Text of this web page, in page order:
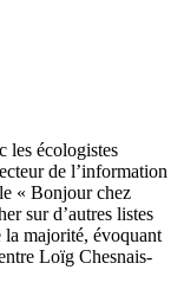
les écologistes
de l’information
« Bonjour chez
sur d’autres listes
la majorité, évoquant
Loïg Chesnais-